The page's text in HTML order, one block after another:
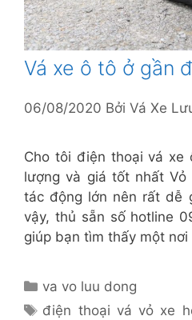
Vá xe ô tô ở gần
06/08/2020 Bởi Vá Xe
Cho tôi điện thoại vá
lượng và giá tốt nhất
tác động lớn nên rất dễ
vậy, thủ sẵn số hotline
giúp bạn tìm thấy một
Danh
mục
va vo luu dong
Thẻ
điện thoại vá vỏ xe